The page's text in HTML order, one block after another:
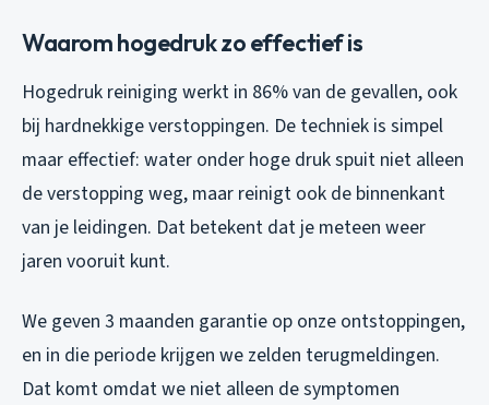
Waarom hogedruk zo effectief is
Hogedruk reiniging werkt in 86% van de gevallen, ook
bij hardnekkige verstoppingen. De techniek is simpel
maar effectief: water onder hoge druk spuit niet alleen
de verstopping weg, maar reinigt ook de binnenkant
van je leidingen. Dat betekent dat je meteen weer
jaren vooruit kunt.
We geven 3 maanden garantie op onze ontstoppingen,
en in die periode krijgen we zelden terugmeldingen.
Dat komt omdat we niet alleen de symptomen